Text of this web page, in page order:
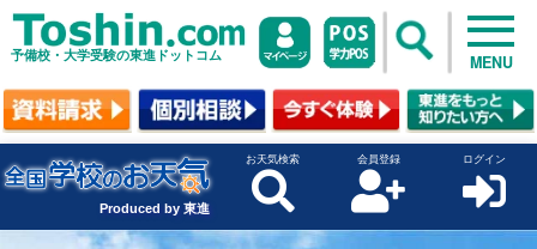
予備校・大学受験の東進ドットコム MENU
Produced by 東進
お天気検索 会員登録 ログイン